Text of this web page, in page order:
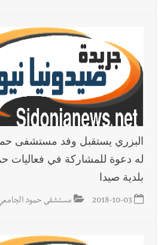
البزري يستقبل وفد مستشفى
له دعوة للمشاركة في فعاليات
بلدية صيدا
2018-10-03 مستشفى حمود